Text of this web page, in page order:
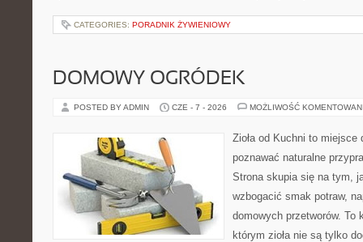
CATEGORIES: PORADNIK ŻYWIENIOWY
DOMOWY OGRÓDEK
POSTED BY ADMIN CZE - 7 - 2026 MOŻLIWOŚĆ
Zioła od Kuchni to
poznawać naturalne
Strona skupia się na tym,
wzbogacić smak potraw,
domowych przetworów. To
którym zioła nie są tylko